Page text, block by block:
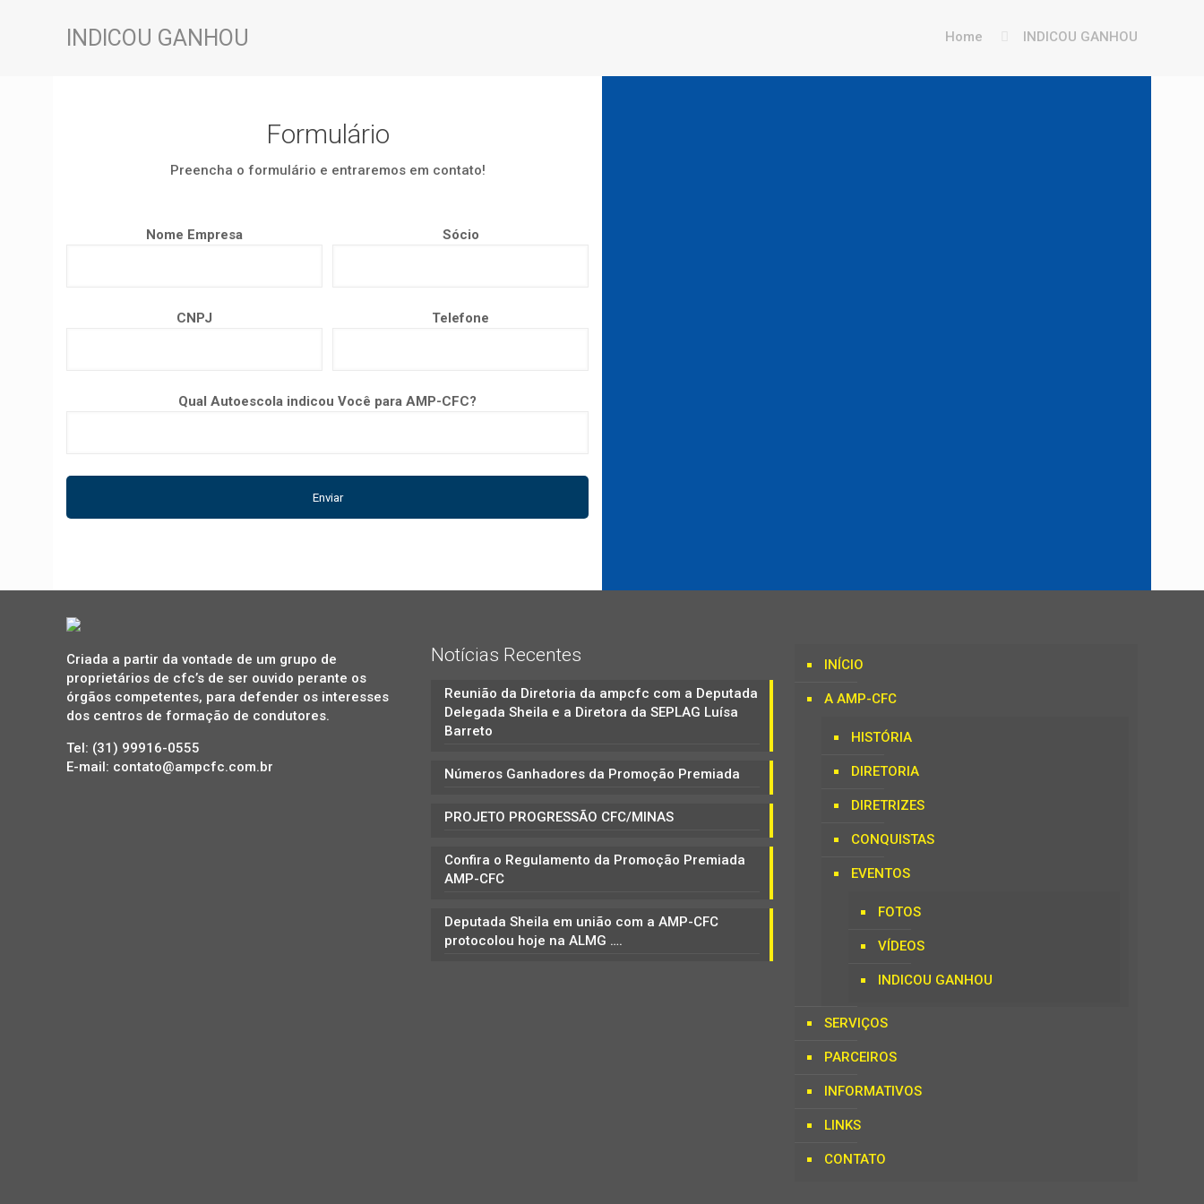
INDICOU GANHOU Home INDICOU GANHOU
Formulário
Preencha o formulário e entraremos em contato!
Nome Empresa
CNPJ
Sócio
Telefone
Qual Autoescola indicou Você para AMP-CFC?
Criada a partir da vontade de um grupo de
proprietários de cfc’s de ser ouvido perante os
órgãos competentes, para defender os interesses
dos centros de formação de condutores.
Tel: (31) 99916-0555
E-mail: contato@ampcfc.com.br
Notícias Recentes
Reunião da Diretoria da ampcfc com a Deputada
Delegada Sheila e a Diretora da SEPLAG Luísa
Barreto
Números Ganhadores da Promoção Premiada
PROJETO PROGRESSÃO CFC/MINAS
Confira o Regulamento da Promoção Premiada
AMP-CFC
Deputada Sheila em união com a AMP-CFC
protocolou hoje na ALMG ….
INÍCIO
A AMP-CFC
HISTÓRIA
DIRETORIA
DIRETRIZES
CONQUISTAS
EVENTOS
FOTOS
VÍDEOS
INDICOU GANHOU
SERVIÇOS
PARCEIROS
INFORMATIVOS
LINKS
CONTATO